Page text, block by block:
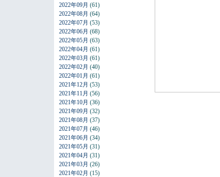
2022年09月 (61)
2022年08月 (64)
2022年07月 (53)
2022年06月 (68)
2022年05月 (63)
2022年04月 (61)
2022年03月 (61)
2022年02月 (40)
2022年01月 (61)
2021年12月 (53)
2021年11月 (56)
2021年10月 (36)
2021年09月 (32)
2021年08月 (37)
2021年07月 (46)
2021年06月 (34)
2021年05月 (31)
2021年04月 (31)
2021年03月 (26)
2021年02月 (15)